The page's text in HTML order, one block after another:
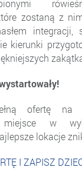
zostaną z
integracji,
kierunki
ofertę
miejsce w
lokacje
I ZAPISZ